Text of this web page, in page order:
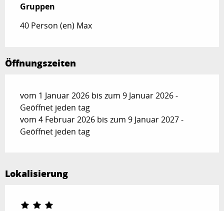
Gruppen
Gruppen
40 Person (en) Max
Öffnungszeiten
vom 1 Januar 2026 bis zum 9 Januar 2026 -
Geöffnet jeden tag
vom 4 Februar 2026 bis zum 9 Januar 2027 -
Geöffnet jeden tag
Lokalisierung